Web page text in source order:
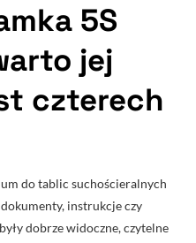
5S
jej
czterech
do tablic suchościeralnych
instrukcje czy
dobrze widoczne, czytelne